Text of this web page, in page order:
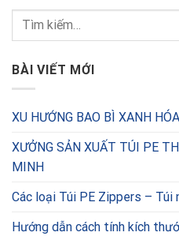
BÀI VIẾT MỚI
XU HƯỚNG BAO BÌ XANH
XƯỞNG SẢN XUẤT TÚI PE
MINH
Các loại Túi PE Zippers – Túi
Hướng dẫn cách tính kích